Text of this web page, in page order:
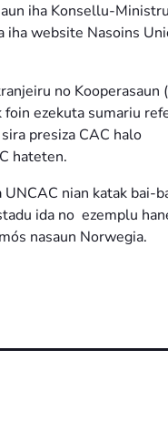
iha Konsellu-Ministru
website Nasoins
no Kooperasaun
ezekuta sumariu
presiza CAC halo
hateten.
nian katak bai-
ida no ezemplu
nasaun Norwegia.